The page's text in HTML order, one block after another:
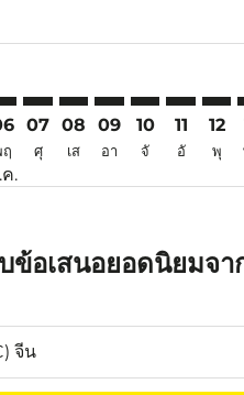
.
07
ศุ
08
เส
09
อา
10
จั
11
อั
12
พุ
ข้อเสนอยอดนิยมจ